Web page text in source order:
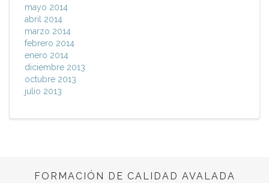
mayo 2014
abril 2014
marzo 2014
febrero 2014
enero 2014
diciembre 2013
octubre 2013
julio 2013
FORMACIÓN DE CALIDAD AVALADA